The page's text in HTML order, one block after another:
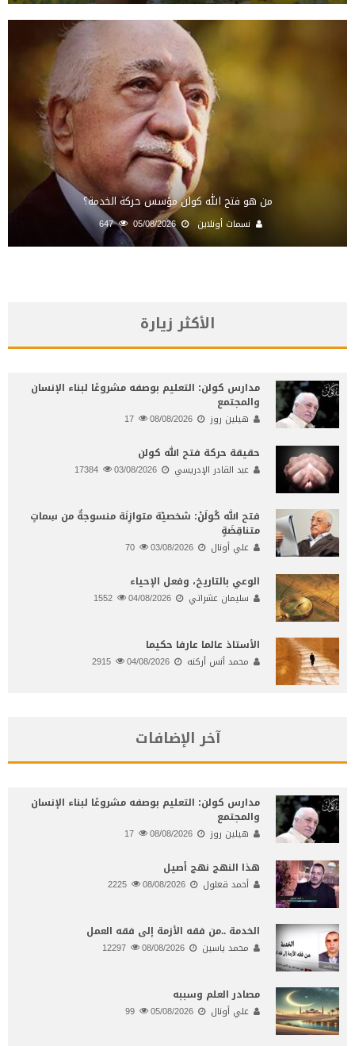
من هو فتح الله كولن مؤسس حركة الخدمة؟
نسمات أونلاين 05/08/2026
647
الأكثر زيارة
مدارس كولن: التعليم بوصفه مشروعًا لبناء الإنسان
والمجتمع
هيلين روز 08/08/2026
حقيقة حركة فتح الله كولن
عبد القادر الإدريسي 03/08/2026
فتح الله كُولَنْ: شخصيّة متوازِنَة منسوجةٌ من سِماتٍ
متناقِضَةٍ
علي أونال 03/08/2026
الوعي بالتاريخ، وفعل الإحياء
سليمان عشراتي 04/08/2026
الأستاذ عالما عارفا حكيما
محمد أنس أركنه 04/08/2026
آخر الإضافات
مدارس كولن: التعليم بوصفه مشروعًا لبناء الإنسان
والمجتمع
هيلين روز 08/08/2026
هذا النهج نهج أصيل
أحمد قعلول 08/08/2026
الخدمة ..من فقه الأزمة إلى فقه العمل
محمد ياسين 08/08/2026
مصادر العلم وسببه
علي أونال 05/08/2026